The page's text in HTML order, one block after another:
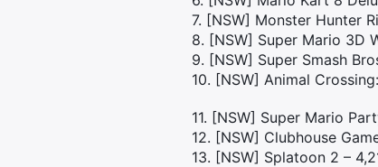
7. [NSW] Monster Hunter
8. [NSW] Super Mario 3D
9. [NSW] Super Smash
10. [NSW] Animal
11. [NSW] Super Mario
12. [NSW] Clubhouse
13. [NSW] Splatoon 2 –